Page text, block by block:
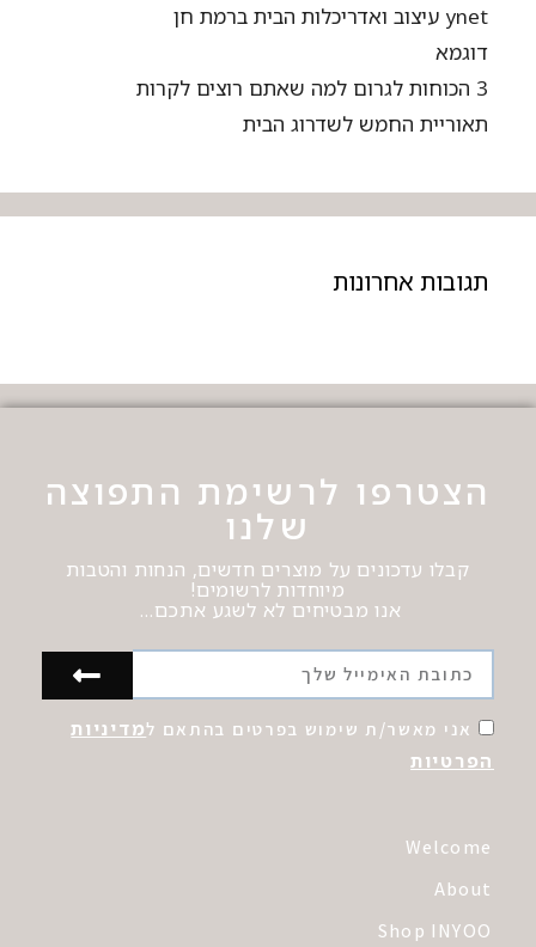
ynet עיצוב ואדריכלות הבית ברמת חן
דוגמא
3 הכוחות לגרום למה שאתם רוצים לקרות
תאוריית החמש לשדרוג הבית
תגובות אחרונות
Welcome
About
Shop INYOO
הצטרפו לרשימת התפוצה
שלנו
קבלו עדכונים על מוצרים חדשים, הנחות והטבות
מיוחדות לרשומים!
אנו מבטיחים לא לשגע אתכם…
אני מאשר/ת שימוש בפרטים בהתאם למדיניות
הפרטיות